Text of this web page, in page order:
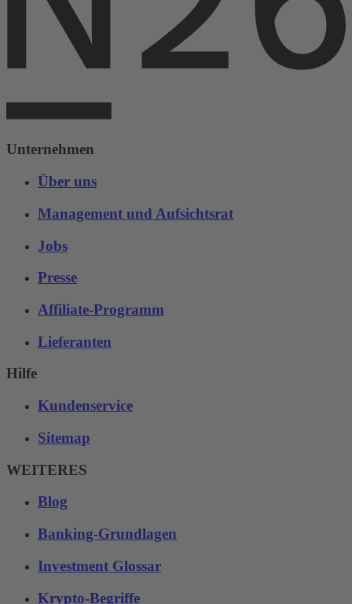
Unternehmen
Über uns
Management und Aufsichtsrat
Jobs
Presse
Affiliate-Programm
Lieferanten
Hilfe
Kundenservice
Sitemap
WEITERES
Blog
Banking-Grundlagen
Investment Glossar
Krypto-Begriffe